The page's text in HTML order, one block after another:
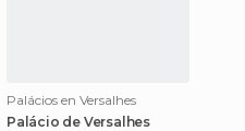
Palácios en Versalhes
Palácio de Versalhes